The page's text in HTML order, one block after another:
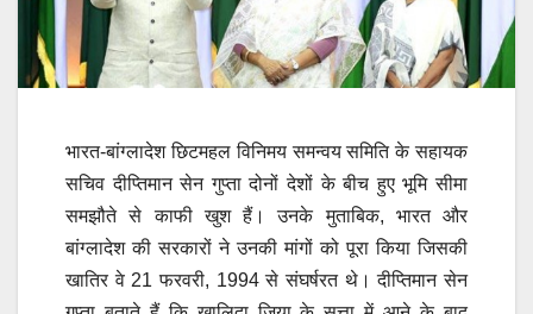
भारत-बांग्लादेश छिटमहल विनिमय समन्वय समिति के सहायक
सचिव दीप्तिमान सेन गुप्ता दोनों देशों के बीच हुए भूमि सीमा
समझौते से काफी खुश हैं। उनके मुताबिक, भारत और
बांग्लादेश की सरकारों ने उनकी मांगों को पूरा किया जिसकी
खातिर वे 21 फरवरी, 1994 से संघर्षरत थे। दीप्तिमान सेन